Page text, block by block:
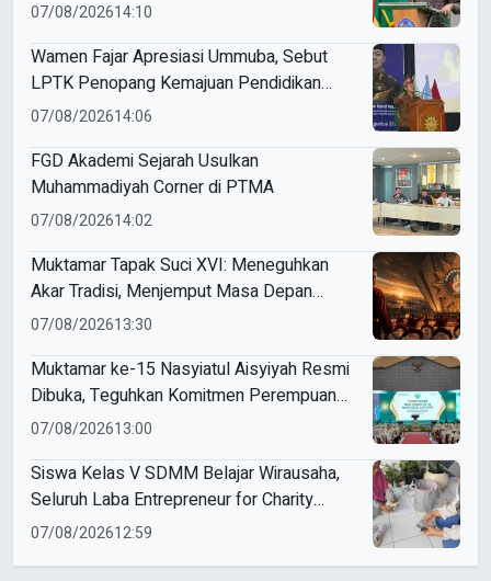
07/08/202614:10
Wamen Fajar Apresiasi Ummuba, Sebut
LPTK Penopang Kemajuan Pendidikan
Indonesia
07/08/202614:06
FGD Akademi Sejarah Usulkan
Muhammadiyah Corner di PTMA
07/08/202614:02
Muktamar Tapak Suci XVI: Meneguhkan
Akar Tradisi, Menjemput Masa Depan
Mendunia
07/08/202613:30
Muktamar ke-15 Nasyiatul Aisyiyah Resmi
Dibuka, Teguhkan Komitmen Perempuan
Muda Berkemajuan
07/08/202613:00
Siswa Kelas V SDMM Belajar Wirausaha,
Seluruh Laba Entrepreneur for Charity
Didonasikan
07/08/202612:59